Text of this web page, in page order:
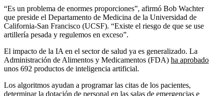
“Es un problema de enormes proporciones”, afirmó Bob Wachter
que preside el Departamento de Medicina de la Universidad de
California-San Francisco (UCSF). “Existe el riesgo de que se use
artillería pesada y regulemos en exceso”.
El impacto de la IA en el sector de salud ya es generalizado. La
Administración de Alimentos y Medicamentos (FDA) ha aprobado
unos 692 productos de inteligencia artificial.
Los algoritmos ayudan a programar las citas de los pacientes,
determinar la dotación de personal en las salas de emergencias e